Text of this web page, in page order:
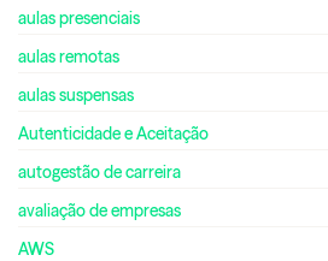
aulas presenciais
aulas remotas
aulas suspensas
Autenticidade e Aceitação
autogestão de carreira
avaliação de empresas
AWS